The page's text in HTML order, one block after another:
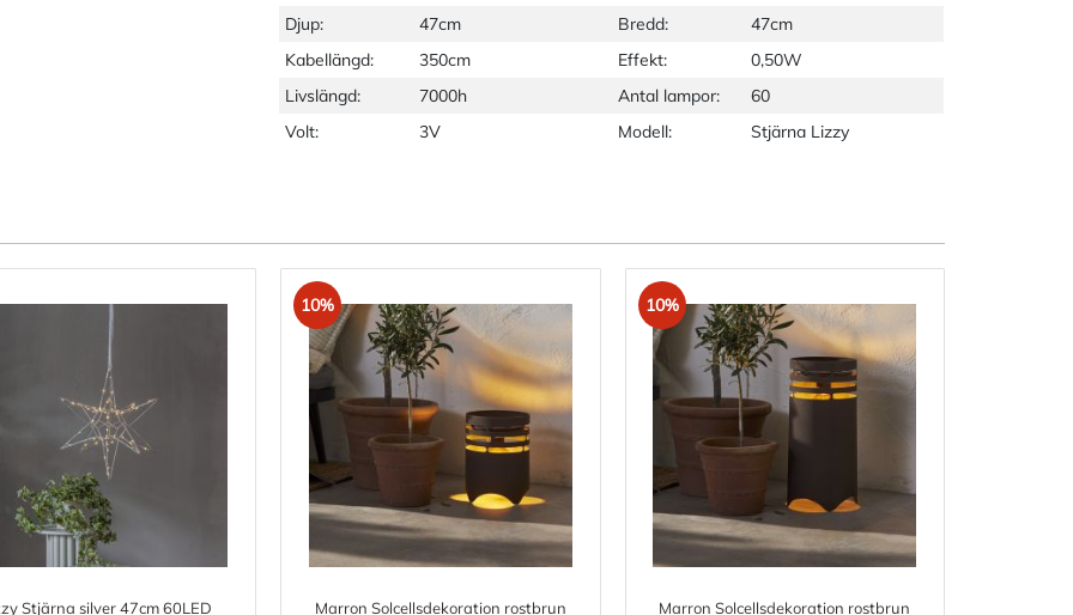
Djup:
47cm Bredd:
47cm
Kabellängd:
350cm Effekt:
0,50W
Livslängd:
7000h Antal lampor:
60
Volt:
3V Modell: Stjärna Lizzy
Stjärna silver 47cm 60LED
10%
Marron Solcellsdekoration rostbrun
10%
Marron Solcellsdekoration rostbrun